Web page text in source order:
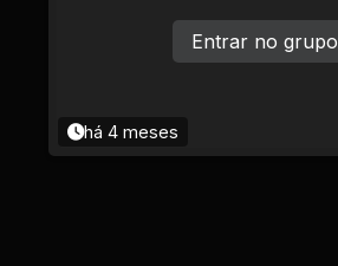
há 4 meses
Entrar no grupo